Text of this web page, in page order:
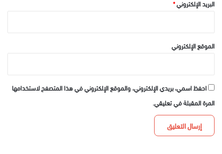
البريد الإلكتروني*
الموقع الإلكتروني
احفظ اسمي، بريدي الإلكتروني، والموقع الإلكتروني في هذا المتصفح لاستخدامها
المرة المقبلة في تعليقي.